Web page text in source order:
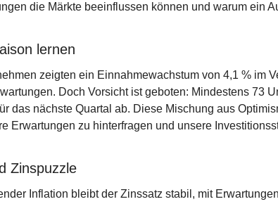
die Märkte beeinflussen können und warum ein
lernen
zeigten ein Einnahmewachstum von 4,1 % im
Doch Vorsicht ist geboten: Mindestens 73
das nächste Quartal ab. Diese Mischung aus
Erwartungen zu hinterfragen und unsere
Zinspuzzle
Inflation bleibt der Zinssatz stabil, mit